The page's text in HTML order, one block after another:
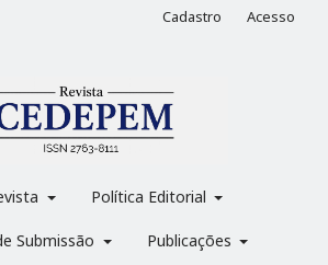
Política Editorial
Submissão Publicações
Cadastro Acesso